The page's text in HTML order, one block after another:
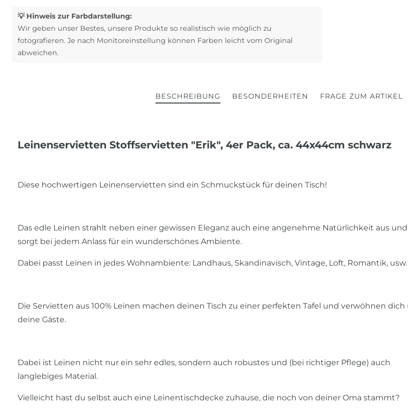
💡 Hinweis zur Farbdarstellung:
Wir geben unser Bestes, unsere Produkte so realistisch wie möglich zu
fotografieren. Je nach Monitoreinstellung können Farben leicht vom Original
abweichen.
BESCHREIBUNG BESONDERHEITEN FRAGE ZUM ARTIKEL
Leinenservietten Stoffservietten "Erik", 4er Pack, ca. 44x44cm schwarz
Diese hochwertigen Leinenservietten sind ein Schmuckstück für deinen Tisch!
Das edle Leinen strahlt neben einer gewissen Eleganz auch eine angenehme Natürlichkeit aus und
sorgt bei jedem Anlass für ein wunderschönes Ambiente.
Dabei passt Leinen in jedes Wohnambiente: Landhaus, Skandinavisch, Vintage, Loft, Romantik, usw.
Die Servietten aus 100% Leinen machen deinen Tisch zu einer perfekten Tafel und verwöhnen dich
deine Gäste.
Dabei ist Leinen nicht nur ein sehr edles, sondern auch robustes und (bei richtiger Pflege) auch
langlebiges Material.
Vielleicht hast du selbst auch eine Leinentischdecke zuhause, die noch von deiner Oma stammt?